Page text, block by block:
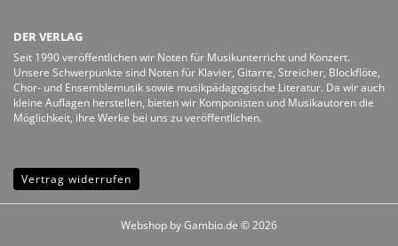
DER VERLAG
Seit 1990 veröffentlichen wir Noten für Musikunterricht und Konzert.
Unsere Schwerpunkte sind Noten für Klavier, Gitarre, Streicher, Blockflöte,
Chor- und Ensemblemusik sowie musikpädagogische Literatur. Da wir auch
kleine Auflagen herstellen, bieten wir Komponisten und Musikautoren die
Möglichkeit, ihre Werke bei uns zu veröffentlichen.
Vertrag widerrufen
Webshop by Gambio.de © 2026